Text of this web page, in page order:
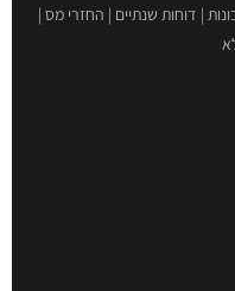
| דוחות שנתיים | החזרי מס |